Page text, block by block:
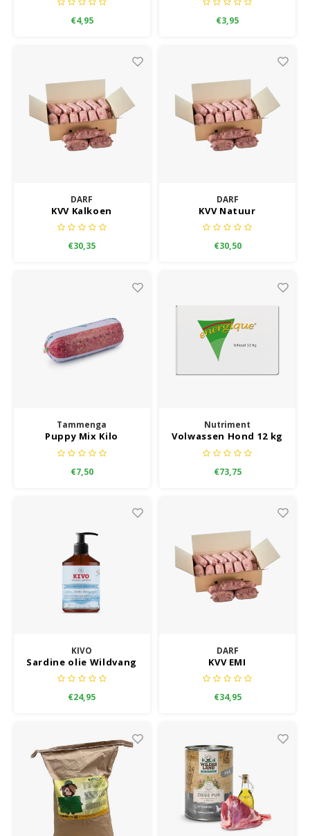
€4,95 €3,95
DARF
KVV Kalkoen
€30,35
DARF
KVV Natuur
€30,50
Tammenga
Puppy Mix Kilo
€7,50
Nutriment
Volwassen Hond 12 kg
€73,75
KIVO
Sardine olie Wildvang
500 ml
€24,95
DARF
KVV EMI
€34,95